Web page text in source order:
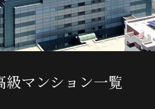
級マンション一覧